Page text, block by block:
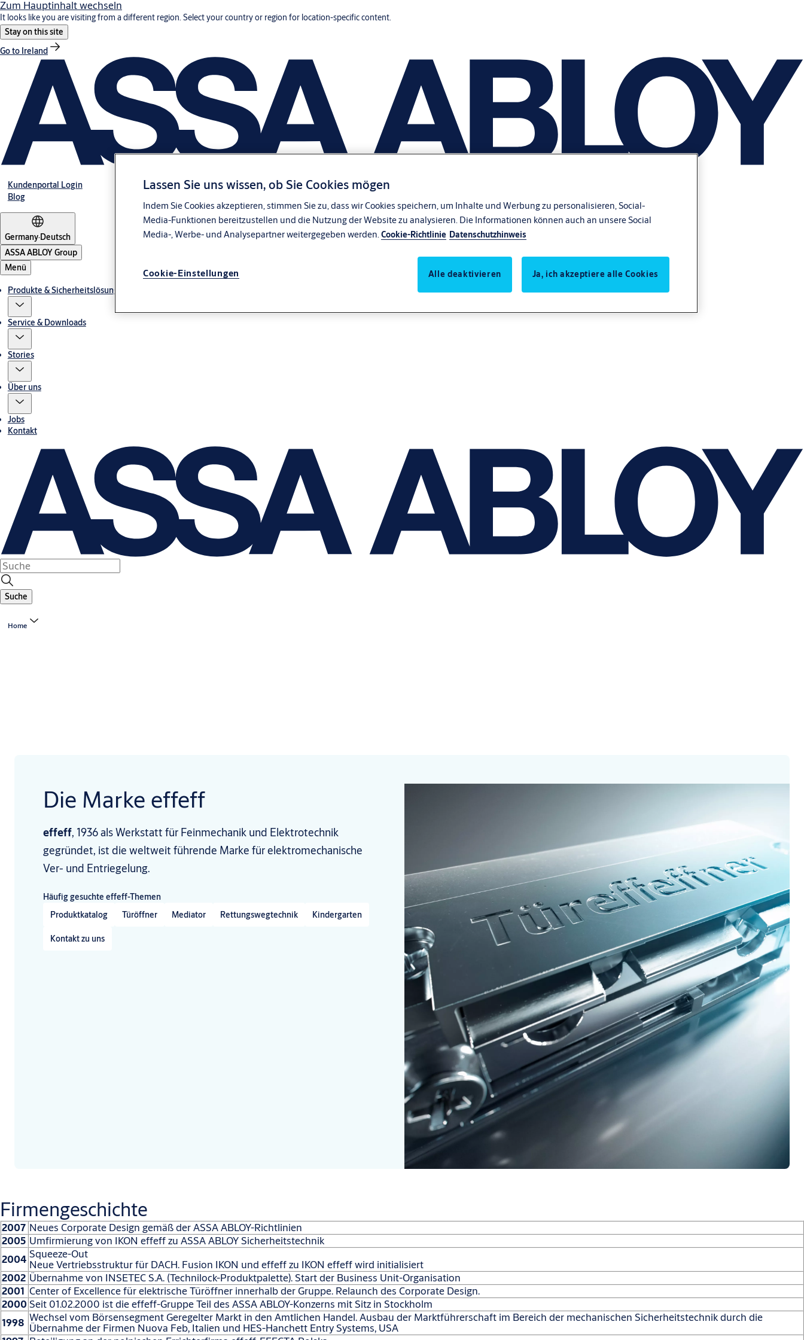
Zum Hauptinhalt wechseln
It looks like you are visiting from a different region. Select your country or region for location-specific content.
Stay on this site
Go to Ireland
Kundenportal Login
Blog
Germany·Deutsch
ASSA ABLOY Group
Menü
Produkte & Sicherheitslösungen
Service & Downloads
Stories
Über uns
Jobs
Kontakt
Suche
Home
Die Marke effeff
effeff, 1936 als Werkstatt für Feinmechanik und Elektrotechnik
gegründet, ist die weltweit führende Marke für elektromechanische
Ver- und Entriegelung.
Häufig gesuchte effeff-Themen
Produktkatalog
Türöffner Mediator Rettungswegtechnik Kindergarten
Kontakt zu uns
Firmengeschichte
2007 Neues Corporate Design gemäß der ASSA ABLOY-Richtlinien
2005 Umfirmierung von IKON effeff zu ASSA ABLOY Sicherheitstechnik
2004 Squeeze-Out
Neue Vertriebsstruktur für DACH. Fusion IKON und effeff zu IKON effeff wird initialisiert
2002 Übernahme von INSETEC S.A. (Technilock-Produktpalette). Start der Business Unit-Organisation
2001 Center of Excellence für elektrische Türöffner innerhalb der Gruppe. Relaunch des Corporate Design.
2000 Seit 01.02.2000 ist die effeff-Gruppe Teil des ASSA ABLOY-Konzerns mit Sitz in Stockholm
1998 Wechsel vom Börsensegment Geregelter Markt in den Amtlichen Handel. Ausbau der Marktführerschaft im Bereich der mechanischen Sicherheitstechnik durch die
Übernahme der Firmen Nuova Feb, Italien und HES-Hanchett Entry Systems, USA
Lassen Sie uns wissen, ob Sie Cookies mögen
Indem Sie Cookies akzeptieren, stimmen Sie zu, dass wir Cookies speichern, um Inhalte und Werbung zu personalisieren, Social-
Media-Funktionen bereitzustellen und die Nutzung der Website zu analysieren. Die Informationen können auch an unsere Social
Media-, Werbe- und Analysepartner weitergegeben werden. Cookie-Richtlinie Datenschutzhinweis
Alle deaktivieren Ja, ich akzeptiere alle Cookies
Cookie-Einstellungen